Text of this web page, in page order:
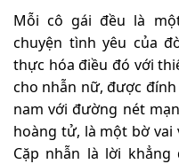
Mỗi cô gái đều là
chuyện tình yêu của
thực hóa điều đó với
cho nhẫn nữ, được
nam với đường nét
hoàng tử, là một bờ vai
Cặp nhẫn là lời